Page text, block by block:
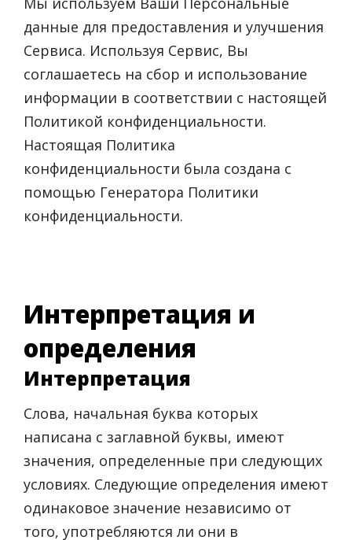
данные для предоставления и улучшения
Сервиса. Используя Сервис, Вы
соглашаетесь на сбор и использование
информации в соответствии с настоящей
Политикой конфиденциальности.
Настоящая Политика
конфиденциальности была создана с
помощью Генератора Политики
конфиденциальности.
Интерпретация и
определения
Интерпретация
Слова, начальная буква которых
написана с заглавной буквы, имеют
значения, определенные при следующих
условиях. Следующие определения имеют
одинаковое значение независимо от
того, употребляются ли они в